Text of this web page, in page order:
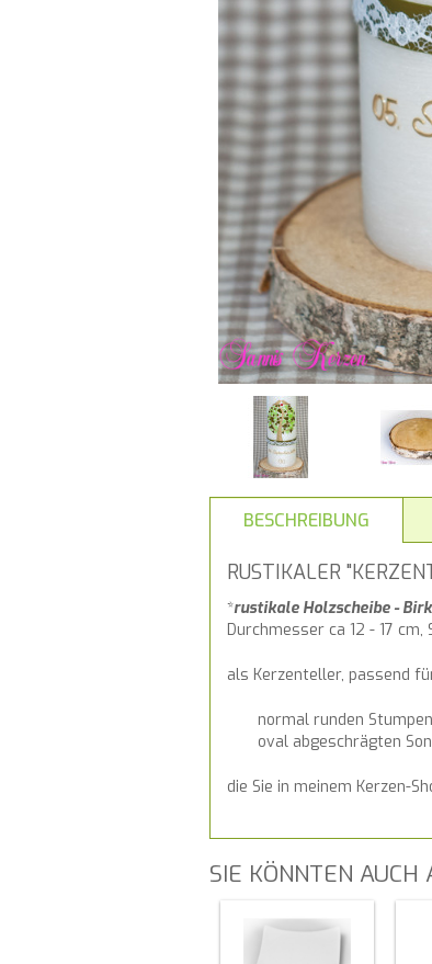
BESCHREIBUNG
RUSTIKALER
*rustikale Holzscheibe -
Durchmesser ca 12 - 17 cm,
als Kerzenteller, passend
normal runden
oval abgeschrägten
die Sie in meinem Kerzen-
SIE KÖNNTEN AUCH